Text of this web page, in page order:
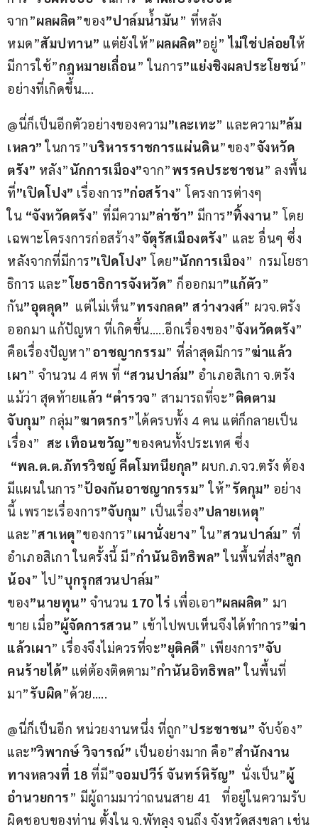
จาก”ผลผลิต”ของ”ปาล์มน้ำมัน” ที่หลัง
หมด”สัมปทาน” แต่ยังให้”ผลผลิต”อยู่” ไม่ใช่ปล่อยให้
มีการใช้”กฎหมายเถื่อน” ในการ”แย่งชิงผลประโยชน์”
อย่างที่เกิดขึ้น….
@นี่ก็เป็นอีกตัวอย่างของความ”เละเทะ” และความ”ล้ม
เหลว” ในการ”บริหารราชการแผ่นดิน”ของ”จังหวัด
ตรัง” หลัง”นักการเมือง”จาก”พรรคประชาชน” ลงพื้น
ที่”เปิดโปง” เรื่องการ”ก่อสร้าง” โครงการต่างๆ
ใน “จังหวัดตรัง” ที่มีความ”ล่าช้า” มีการ”ทิ้งงาน” โดย
เฉพาะโครงการก่อสร้าง”จัตุรัสเมืองตรัง” และ อื่นๆ ซึ่ง
หลังจากที่มีการ”เปิดโปง” โดย”นักการเมือง”  กรมโยธา
ธิการ และ”โยธาธิการจังหวัด” ก็ออกมา”แก้ตัว”
กัน”อุตลุด” แต่ไม่เห็น”ทรงกลด” สว่างวงศ์” ผวจ.ตรัง
ออกมา แก้ปัญหา ที่เกิดขึ้น…..อีกเรื่องของ”จังหวัดตรัง”
คือเรื่องปัญหา”อาชญากรรม” ที่ล่าสุดมีการ”ฆ่าแล้ว
เผา” จำนวน 4 ศพ ที่ “สวนปาล์ม” อำเภอสิเกา จ.ตรัง
แม้ว่า สุดท้ายแล้ว “ตำรวจ” สามารถที่จะ”ติดตาม
จับกุม” กลุ่ม”ฆาตรกร”ได้ครบทั้ง 4 คน แต่ก็กลายเป็น
เรื่อง” สะ เทือนขวัญ”ของคนทั้งประเทศ ซึ่ง
“พล.ต.ต.ภัทรวิชญ์ คีตโมทนียกุล” ผบก.ภ.จว.ตรัง ต้อง
มีแผนในการ”ป้องกันอาชญากรรม” ให้”รัดกุม” อย่าง
นี้ เพราะเรื่องการ”จับกุม” เป็นเรื่อง”ปลายเหตุ”
และ”สาเหตุ”ของการ”เผานั่งยาง” ใน”สวนปาล์ม” ที่
อำเภอสิเกา ในครั้งนี้ มี”กำนันอิทธิพล” ในพื้นที่ส่ง”ลูก
น้อง” ไป”บุกรุกสวนปาล์ม”
ของ”นายทุน” จำนวน 170 ไร่ เพื่อเอา”ผลผลิต” มา
ขาย เมื่อ”ผู้จัดการสวน” เข้าไปพบเห็นจึงได้ทำการ”ฆ่า
แล้วเผา” เรื่องจึงไม่ควรที่จะ”ยุติคดี” เพียงการ”จับ
คนร้ายได้” แต่ต้องติดตาม”กำนันอิทธิพล” ในพื้นที่
มา”รับผิด”ด้วย…..
@นี่ก็เป็นอีก หน่วยงานหนึ่ง ที่ถูก”ประชาชน” จับจ้อง”
และ”วิพากษ์ วิจารณ์” เป็นอย่างมาก คือ”สำนักงาน
ทางหลวงที่ 18 ที่มี”จอมปวีร์ จันทร์หิรัญ” นั่งเป็น”ผู้
อำนวยการ” มีผู้ถามมาว่าถนนสาย 41   ที่อยู่ในความรับ
ผิดชอบของท่าน ตั้งใน จ.พัทลุง จนถึง จังหวัดสงขลา เช่น